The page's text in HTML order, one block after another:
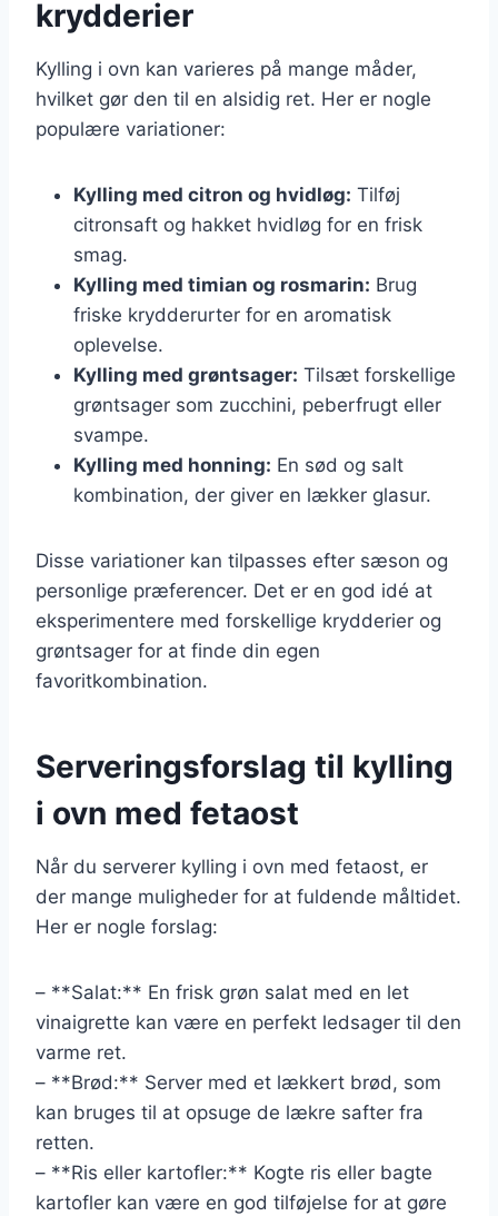
krydderier
Kylling i ovn kan varieres på mange måder,
hvilket gør den til en alsidig ret. Her er nogle
populære variationer:
Kylling med citron og hvidløg: Tilføj
citronsaft og hakket hvidløg for en frisk
smag.
Kylling med timian og rosmarin: Brug
friske krydderurter for en aromatisk
oplevelse.
Kylling med grøntsager: Tilsæt forskellige
grøntsager som zucchini, peberfrugt eller
svampe.
Kylling med honning: En sød og salt
kombination, der giver en lækker glasur.
Disse variationer kan tilpasses efter sæson og
personlige præferencer. Det er en god idé at
eksperimentere med forskellige krydderier og
grøntsager for at finde din egen
favoritkombination.
Serveringsforslag til kylling
i ovn med fetaost
Når du serverer kylling i ovn med fetaost, er
der mange muligheder for at fuldende måltidet.
Her er nogle forslag:
– **Salat:** En frisk grøn salat med en let
vinaigrette kan være en perfekt ledsager til den
varme ret.
– **Brød:** Server med et lækkert brød, som
kan bruges til at opsuge de lækre safter fra
retten.
– **Ris eller kartofler:** Kogte ris eller bagte
kartofler kan være en god tilføjelse for at gøre